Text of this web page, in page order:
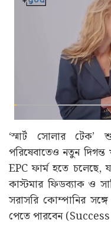
‘স্মার্ট সোলার
পরিষেবাতেও নতুন দিগন্ত
EPC ফার্ম হতে চলেছে,
কাস্টমার ফিডব্যাক ও
সরাসরি কোম্পানির
পেতে পারবেন